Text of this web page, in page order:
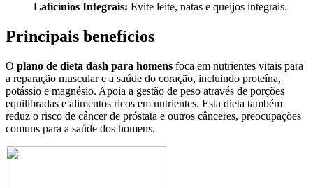
Laticínios Integrais: Evite leite, natas e queijos integrais.
Principais benefícios
O plano de dieta dash para homens foca em nutrientes vitais para
a reparação muscular e a saúde do coração, incluindo proteína,
potássio e magnésio. Apoia a gestão de peso através de porções
equilibradas e alimentos ricos em nutrientes. Esta dieta também
reduz o risco de câncer de próstata e outros cânceres, preocupações
comuns para a saúde dos homens.